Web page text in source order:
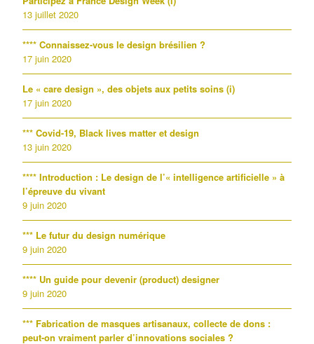
13 juillet 2020
**** Connaissez-vous le design brésilien ?
17 juin 2020
Le « care design », des objets aux petits soins (i)
17 juin 2020
*** Covid-19, Black lives matter et design
13 juin 2020
**** Introduction : Le design de l’« intelligence artificielle » à
l’épreuve du vivant
9 juin 2020
*** Le futur du design numérique
9 juin 2020
**** Un guide pour devenir (product) designer
9 juin 2020
*** Fabrication de masques artisanaux, collecte de dons :
peut-on vraiment parler d’innovations sociales ?